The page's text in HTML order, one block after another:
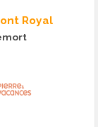
Royal